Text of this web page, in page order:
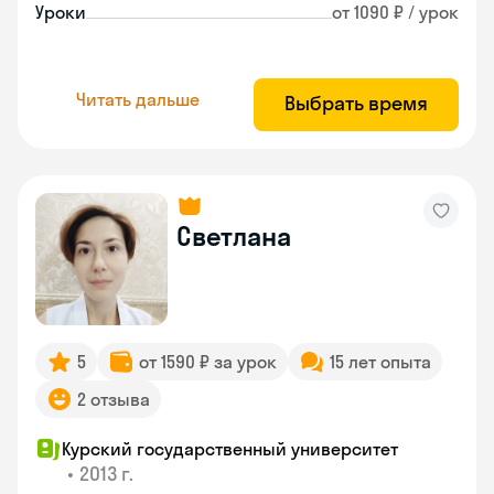
Уроки от 1090 ₽ / урок
Читать дальше Выбрать время
Светлана
5 от 1590 ₽ за урок
15 лет опыта
2 отзыва
Курский государственный университет
• 2013 г.